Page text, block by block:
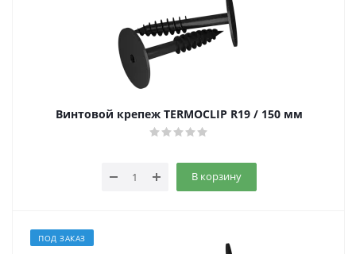
Винтовой крепеж TERMOCLIP R19 / 150 мм
В корзину
ПОД ЗАКАЗ